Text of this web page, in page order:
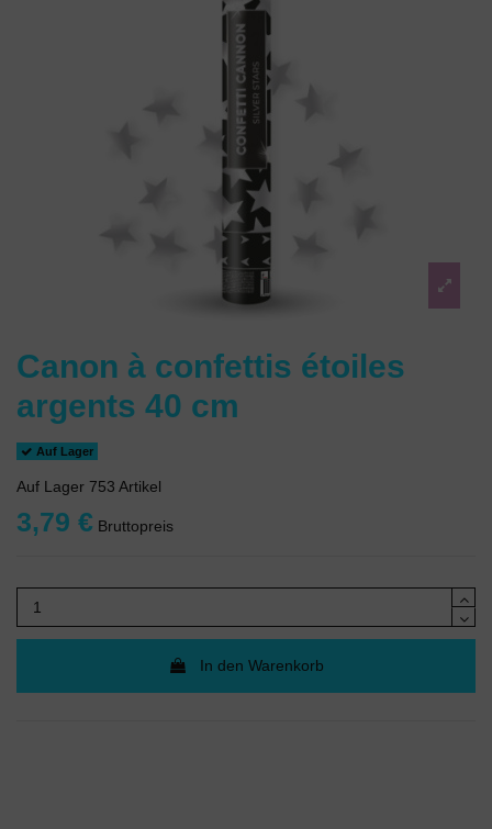
Canon à confettis étoiles
argents 40 cm
Auf Lager
Auf Lager 753 Artikel
3,79 € Bruttopreis
In den Warenkorb